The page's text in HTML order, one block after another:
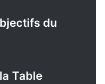
du
Table